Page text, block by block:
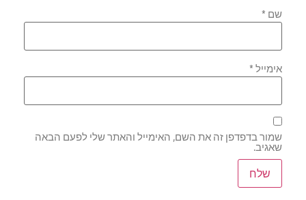
שם*
אימייל*
שמור בדפדפן זה את השם, האימייל והאתר שלי לפעם הבאה
שאגיב.